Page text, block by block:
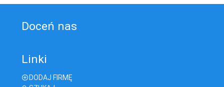
Doceń nas
Linki
DODAJ FIRMĘ